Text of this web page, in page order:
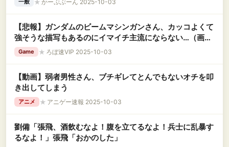
一般 ★ かーぷぶーん 2025-10-03
【悲報】ガンダムのビームマシンガンさん、カッコよくて
強そうな描写もあるのにイマイチ主流にならない…（画像
あり）
Game ★ ろぼ速VIP 2025-10-03
【動画】弱者男性さん、ブチギレてとんでもないオチを叩
き出してしまう
アニメ ★ アニゲー速報 2025-10-03
劉備「張飛、酒飲むなよ！腹を立てるなよ！兵士に乱暴す
るなよ！」張飛「おかのした」